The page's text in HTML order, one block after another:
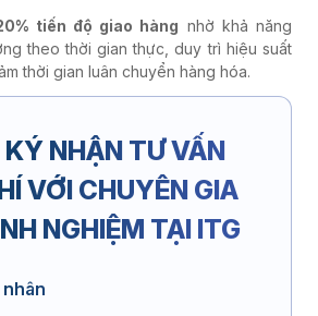
tiến độ giao hàng nhờ khả năng
theo thời gian thực, duy trì hiệu suất
thời gian luân chuyển hàng hóa.
NHẬN TƯ VẤN
VỚI CHUYÊN GIA
NGHIỆM TẠI ITG